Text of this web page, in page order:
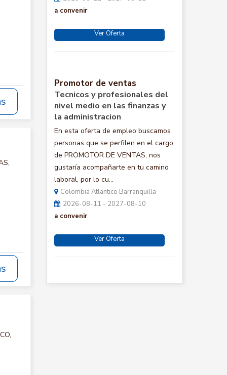
a convenir
Ver Oferta
Promotor de ventas
Tecnicos y profesionales del
nivel medio en las finanzas y
la administracion
En esta oferta de empleo buscamos
personas que se perfilen en el cargo
de PROMOTOR DE VENTAS, nos
gustaría acompañarte en tu camino
laboral, por lo cu...
Colombia Atlantico Barranquilla
2026-08-11 - 2027-08-10
a convenir
Ver Oferta